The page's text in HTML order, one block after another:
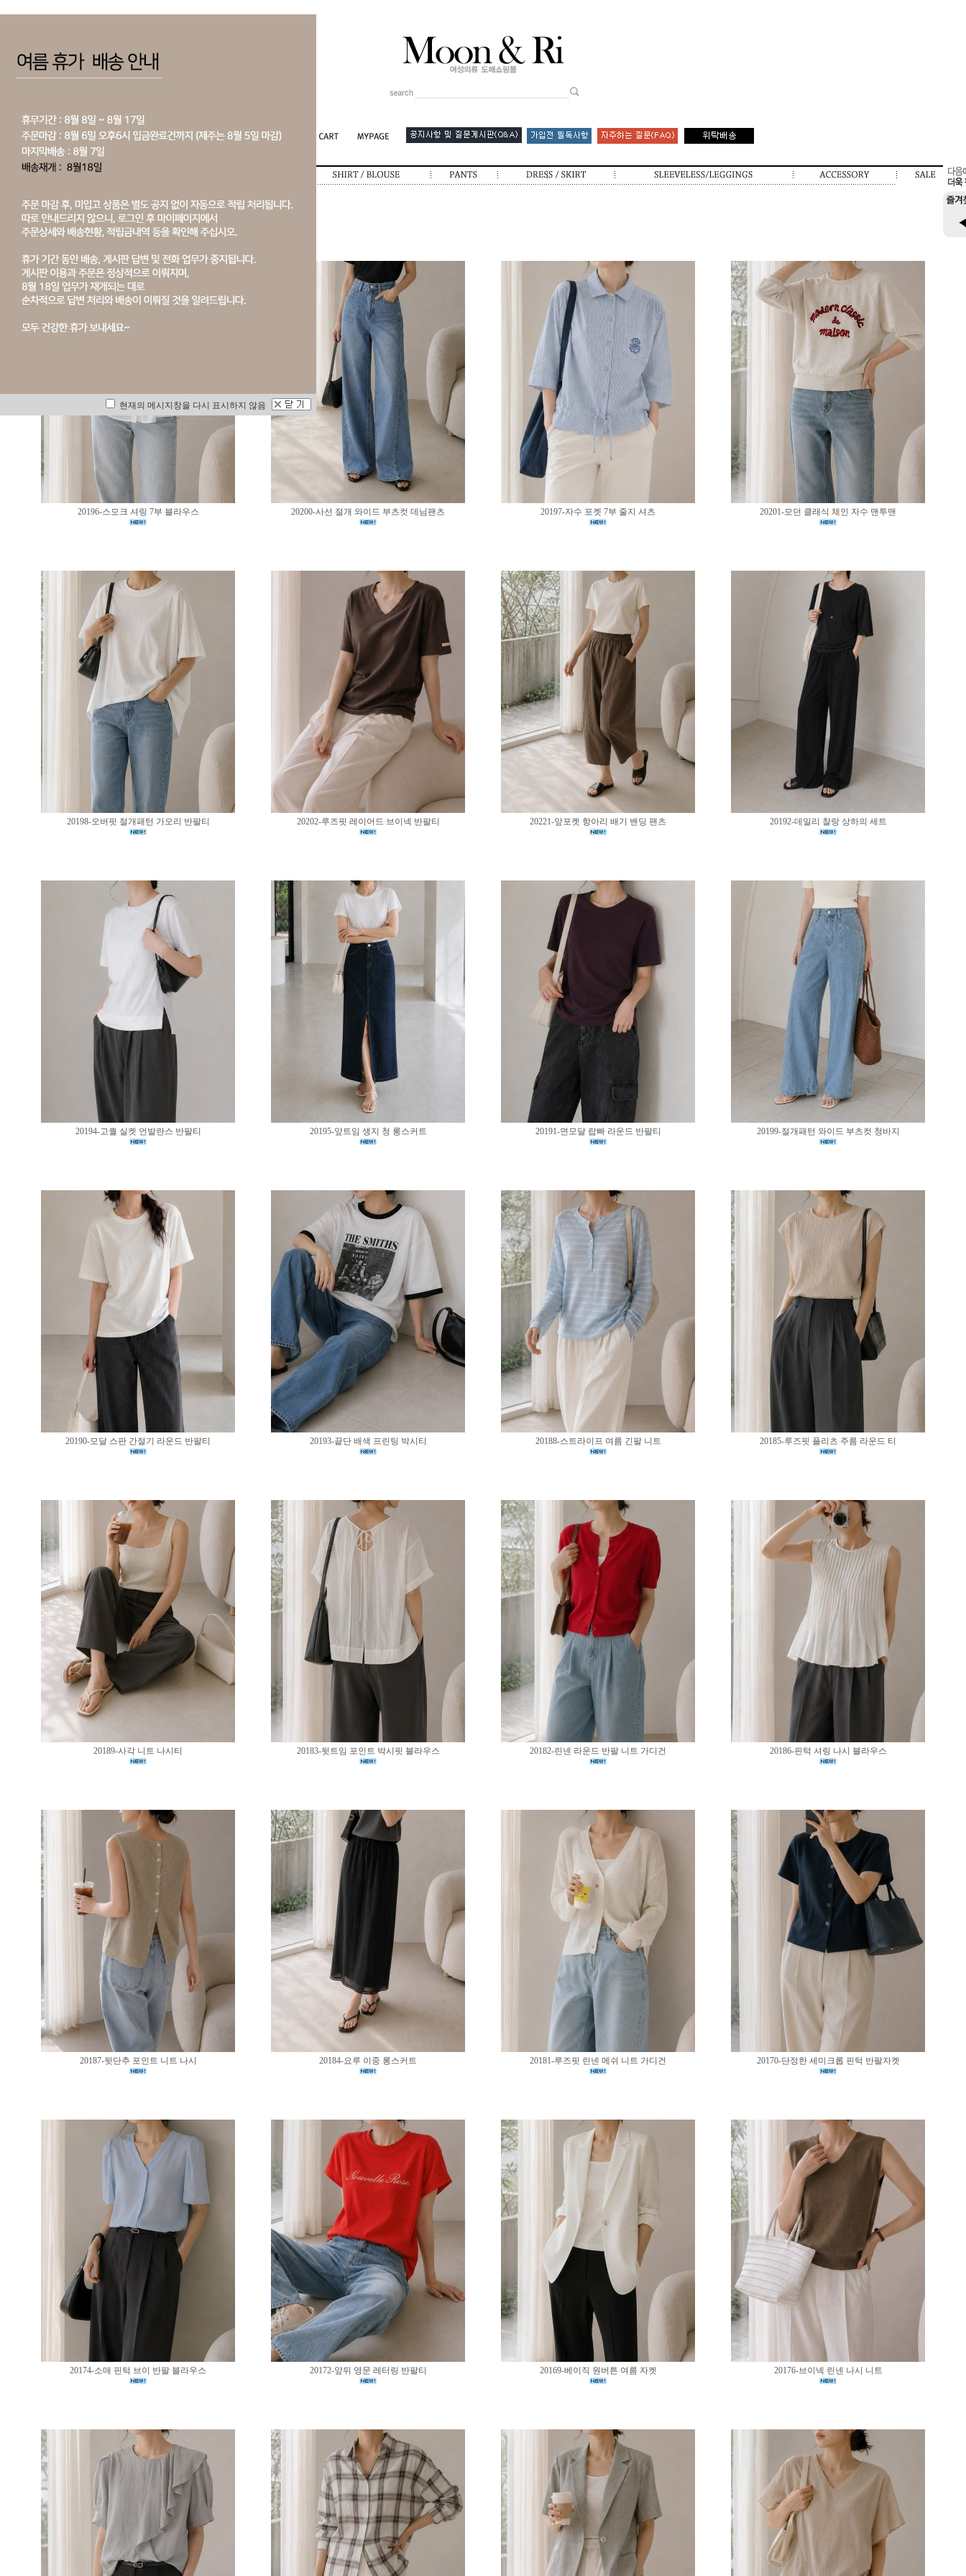
20196-스모크 셔링 7부 블라우스 20200-사선 절개 와이드 부츠컷 데님팬츠 20197-자수 포켓 7부 줄지 셔츠 20201-모던 클래식 체인 자수 맨투맨
20198-오버핏 절개패턴 가오리 반팔티 20202-루즈핏 레이어드 브이넥 반팔티 20221-앞포켓 항아리 배기 밴딩 팬츠 20192-데일리 찰랑 상하의 세트
20194-고퀄 실켓 언발란스 반팔티 20195-앞트임 생지 청 롱스커트 20191-면모달 랍빠 라운드 반팔티 20199-절개패턴 와이드 부츠컷 청바지
20190-모달 스판 간절기 라운드 반팔티 20193-끝단 배색 프린팅 박시티 20188-스트라이프 여름 긴팔 니트 20185-루즈핏 플리츠 주름 라운드 티
20189-사각 니트 나시티 20183-뒷트임 포인트 박시핏 블라우스 20182-린넨 라운드 반팔 니트 가디건 20186-핀턱 셔링 나시 블라우스
20187-뒷단추 포인트 니트 나시 20184-요루 이중 롱스커트 20181-루즈핏 린넨 메쉬 니트 가디건 20170-단정한 세미크롭 핀턱 반팔자켓
20174-소매 핀턱 브이 반팔 블라우스 20172-앞뒤 영문 레터링 반팔티 20169-베이직 원버튼 여름 자켓 20176-브이넥 린넨 나시 니트
현재의 메시지창을 다시 표시하지 않음